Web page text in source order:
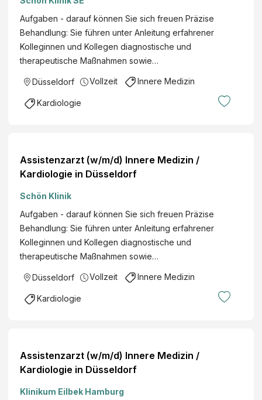
Aufgaben - darauf können Sie sich freuen Präzise
Behandlung: Sie führen unter Anleitung erfahrener
Kolleginnen und Kollegen diagnostische und
therapeutische Maßnahmen sowie…
Düsseldorf Vollzeit Innere Medizin
Kardiologie
Assistenzarzt (w/m/d) Innere Medizin /
Kardiologie in Düsseldorf
Schön Klinik
Aufgaben - darauf können Sie sich freuen Präzise
Behandlung: Sie führen unter Anleitung erfahrener
Kolleginnen und Kollegen diagnostische und
therapeutische Maßnahmen sowie…
Düsseldorf Vollzeit Innere Medizin
Kardiologie
Assistenzarzt (w/m/d) Innere Medizin /
Kardiologie in Düsseldorf
Klinikum Eilbek Hamburg